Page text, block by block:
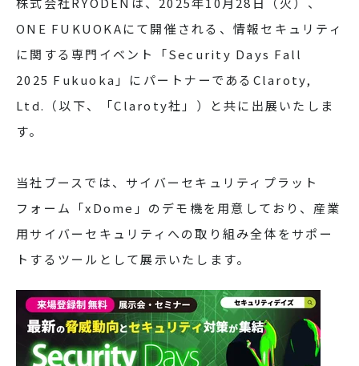
ONE FUKUOKAにて開催される、情報セキュリティ
に関する専門イベント「Security Days Fall
2025 Fukuoka」にパートナーであるClaroty,
Ltd.（以下、「Claroty社」）と共に出展いたしま
す。
当社ブースでは、サイバーセキュリティプラット
フォーム「xDome」のデモ機を用意しており、産業
用サイバーセキュリティへの取り組み全体をサポー
トするツールとして展示いたします。